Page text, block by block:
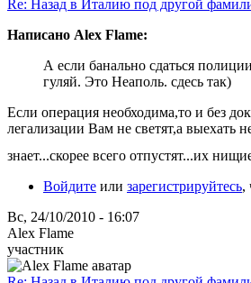
Re: Назад в Италию под другой
Написано Alex Flame:
А если банально сдаться
гуляй. Это Неаполь. сдесь так)
Если операция необходима,то и без
легализации Вам не светят,а выехать
знает...скорее всего отпустят...их
Войдите или зарегистрируйтесь,
Вс, 24/10/2010 - 16:07
Alex Flame
участник